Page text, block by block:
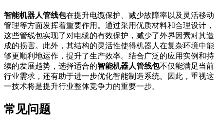
智能机器人管线包在提升电缆保护、减少故障率以及灵活移动
管理等方面发挥着重要作用。通过采用优质材料和合理设计，
这些管线包实现了对电缆的有效保护，减少了外界因素对其造
成的损害。此外，其结构的灵活性使得机器人在复杂环境中能
够更顺利地运作，提升了生产效率。结合广泛的应用实例和持
续的发展趋势，选择适合的智能机器人管线包不仅能满足当前
行业需求，还有助于进一步优化智能制造系统。因此，重视这
一技术将是提升行业整体竞争力的重要一步。
常见问题